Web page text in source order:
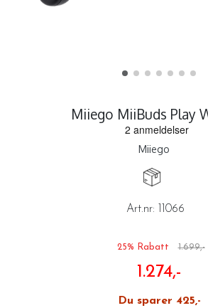
Miiego MiiBuds Play
Miiego
Art.nr: 11066
25% Rabatt 1.699,-
1.274,-
Du sparer 425,-